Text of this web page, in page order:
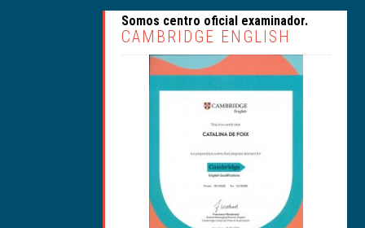
CAMBRIDGE ENGLISH
Somos centro oficial examinador.